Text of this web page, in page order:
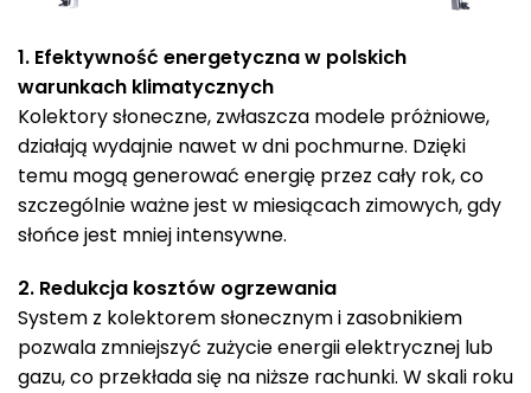
1. Efektywność energetyczna w polskich
warunkach klimatycznych
Kolektory słoneczne, zwłaszcza modele próżniowe,
działają wydajnie nawet w dni pochmurne. Dzięki
temu mogą generować energię przez cały rok, co
szczególnie ważne jest w miesiącach zimowych, gdy
słońce jest mniej intensywne.
2. Redukcja kosztów ogrzewania
System z kolektorem słonecznym i zasobnikiem
pozwala zmniejszyć zużycie energii elektrycznej lub
gazu, co przekłada się na niższe rachunki. W skali roku